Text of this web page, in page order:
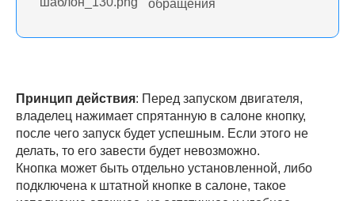
обращения
Принцип действия: Перед запуском двигателя,
владелец нажимает спрятанную в салоне кнопку,
после чего запуск будет успешным. Если этого не
делать, то его завести будет невозможно.
Кнопка может быть отдельно установленной, либо
подключена к штатной кнопке в салоне, такое